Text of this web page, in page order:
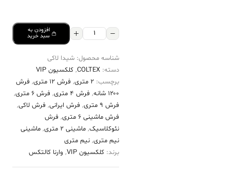
فرش
۱۲۰۰
طرح
شیدا
لاکی
حاشیه
سبز
افزودن به
سبد خرید
شناسه محصول: شیدا لاکی
دسته: COLTEX
, کلکسیون VIP
برچسب: 2 متری , فرش 12 متری , فرش
۱۲۰۰ شانه
, فرش 4 متری , فرش 6 متری
,
فرش 9 متری
, فرش ایرانی, فرش لاکی,
فرش ماشینی 6 متری
, فرش
نئوکلاسیک, ماشینی 2 متری , ماشینی
نیم متری, نیم متری
برند: کلکسیون VIP , وارنا کالتکس